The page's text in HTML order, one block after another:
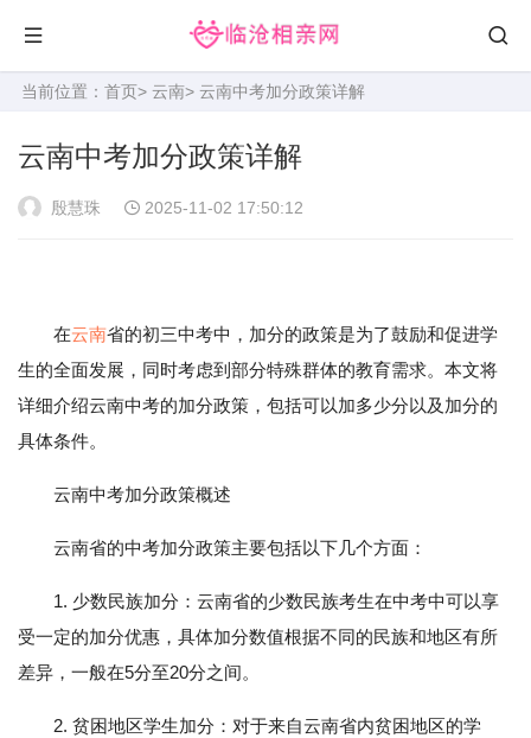
当前位置： 首页> 云南> 云南中考加分政策详解
云南中考加分政策详解
殷慧珠 2025-11-02 17:50:12
在云南省的初三中考中，加分的政策是为了鼓励和促进学
生的全面发展，同时考虑到部分特殊群体的教育需求。本文将
详细介绍云南中考的加分政策，包括可以加多少分以及加分的
具体条件。
云南中考加分政策概述
云南省的中考加分政策主要包括以下几个方面：
1. 少数民族加分：云南省的少数民族考生在中考中可以享
受一定的加分优惠，具体加分数值根据不同的民族和地区有所
差异，一般在5分至20分之间。
2. 贫困地区学生加分：对于来自云南省内贫困地区的学